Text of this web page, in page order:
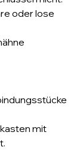
oder lose
mit